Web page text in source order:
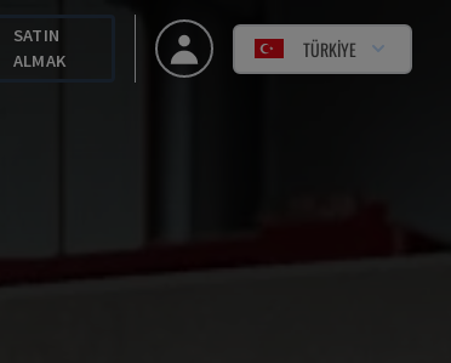
SATIN
ALMAK
TÜRKIYE